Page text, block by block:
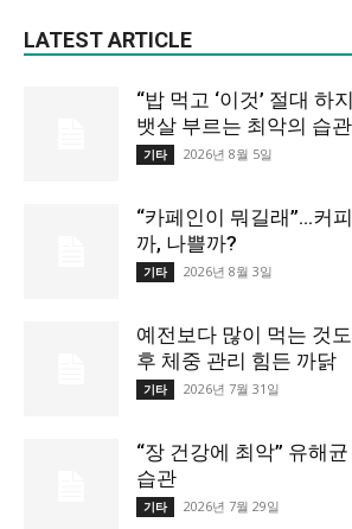
LATEST ARTICLE
“밥 먹고 ‘이것’ 절대 하
뱃살 부르는 최악의 습
기타 2026년 8월 5일
“카페인이 뭐길래”…커
까, 나쁠까?
기타 2026년 8월 3일
예전보다 많이 먹는 것
후 체중 관리 힘든 까닭
기타 2026년 7월 31일
“장 건강에 최악” 유해
습관
기타 2026년 7월 29일